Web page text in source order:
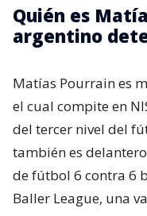
Quién es
argentino
Matías Pourrain es
el cual compite en
del tercer nivel del
también es
de fútbol 6 contra 6
Baller League, una